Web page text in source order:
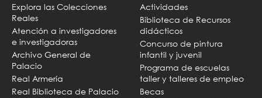
Explora las Colecciones
Reales
Atención a investigadores
e investigadoras
Archivo General de
Palacio
Real Armería
Real Biblioteca de Palacio
Actividades
Biblioteca de Recursos
didácticos
Concurso de pintura
infantil y juvenil
Programa de escuelas
taller y talleres de empleo
Becas